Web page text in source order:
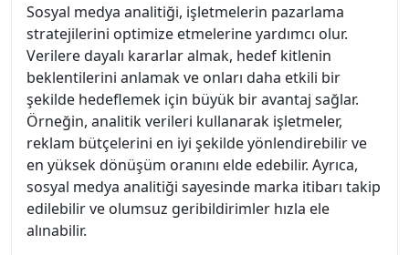
Sosyal medya analitiği, işletmelerin pazarlama
stratejilerini optimize etmelerine yardımcı olur.
Verilere dayalı kararlar almak, hedef kitlenin
beklentilerini anlamak ve onları daha etkili bir
şekilde hedeflemek için büyük bir avantaj sağlar.
Örneğin, analitik verileri kullanarak işletmeler,
reklam bütçelerini en iyi şekilde yönlendirebilir ve
en yüksek dönüşüm oranını elde edebilir. Ayrıca,
sosyal medya analitiği sayesinde marka itibarı takip
edilebilir ve olumsuz geribildirimler hızla ele
alınabilir.